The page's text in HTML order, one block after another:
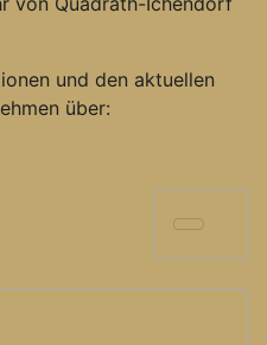
und den aktuellen
über: